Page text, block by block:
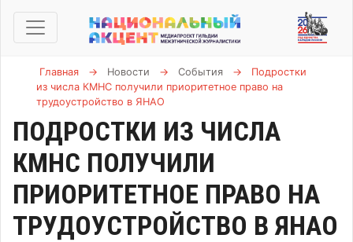
Главная → Новости → События →
Подростки
из числа КМНС получили приоритетное право на
трудоустройство в ЯНАО
ПОДРОСТКИ ИЗ ЧИСЛА
КМНС ПОЛУЧИЛИ
ПРИОРИТЕТНОЕ ПРАВО НА
ТРУДОУСТРОЙСТВО В ЯНАО